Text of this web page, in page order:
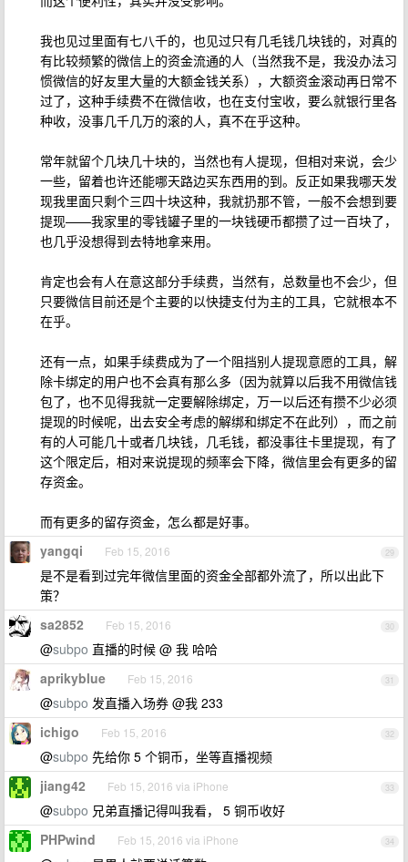
我也见过里面有七八千的，也见过只有几毛钱几块钱的，对真的
有比较频繁的微信上的资金流通的人（当然我不是，我没办法习
惯微信的好友里大量的大额金钱关系），大额资金滚动再日常不
过了，这种手续费不在微信收，也在支付宝收，要么就银行里各
种收，没事几千几万的滚的人，真不在乎这种。
常年就留个几块几十块的，当然也有人提现，但相对来说，会少
一些，留着也许还能哪天路边买东西用的到。反正如果我哪天发
现我里面只剩个三四十块这种，我就扔那不管，一般不会想到要
提现——我家里的零钱罐子里的一块钱硬币都攒了过一百块了，
也几乎没想得到去特地拿来用。
肯定也会有人在意这部分手续费，当然有，总数量也不会少，但
只要微信目前还是个主要的以快捷支付为主的工具，它就根本不
在乎。
还有一点，如果手续费成为了一个阻挡别人提现意愿的工具，解
除卡绑定的用户也不会真有那么多（因为就算以后我不用微信钱
包了，也不见得我就一定要解除绑定，万一以后还有攒不少必须
提现的时候呢，出去安全考虑的解绑和绑定不在此列），而之前
有的人可能几十或者几块钱，几毛钱，都没事往卡里提现，有了
这个限定后，相对来说提现的频率会下降，微信里会有更多的留
存资金。
而有更多的留存资金，怎么都是好事。
29
yangqi Feb 15, 2016
是不是看到过完年微信里面的资金全部都外流了，所以出此下
策？
30
sa2852 Feb 15, 2016
@subpo 直播的时候 @ 我 哈哈
31
aprikyblue Feb 15, 2016
@subpo 发直播入场券 @我 233
32
ichigo Feb 15, 2016
@subpo 先给你 5 个铜币，坐等直播视频
33
jiang42 Feb 15, 2016 via iPhone
@subpo 兄弟直播记得叫我看， 5 铜币收好
34
PHPwind Feb 15, 2016 via iPhone